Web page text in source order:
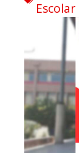
Escolar